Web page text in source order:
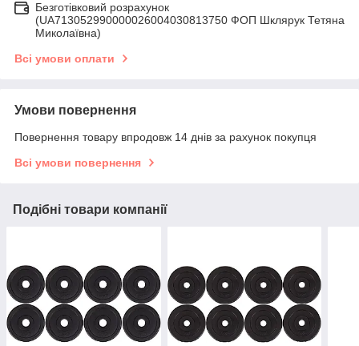
Безготівковий розрахунок
(UA713052990000026004030813750 ФОП Шклярук Тетяна
Миколаївна)
Всі умови оплати
Умови повернення
Повернення товару впродовж 14 днів за рахунок покупця
Всі умови повернення
Подібні товари компанії